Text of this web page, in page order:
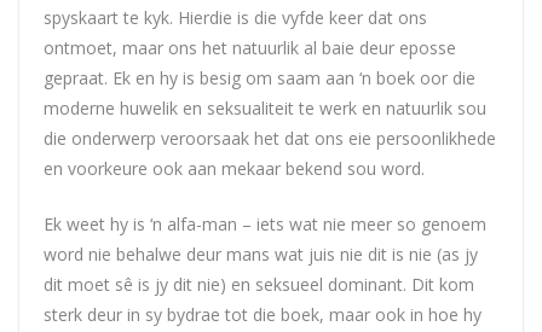
spyskaart te kyk. Hierdie is die vyfde keer dat ons
ontmoet, maar ons het natuurlik al baie deur eposse
gepraat. Ek en hy is besig om saam aan ‘n boek oor die
moderne huwelik en seksualiteit te werk en natuurlik sou
die onderwerp veroorsaak het dat ons eie persoonlikhede
en voorkeure ook aan mekaar bekend sou word.
Ek weet hy is ‘n alfa-man – iets wat nie meer so genoem
word nie behalwe deur mans wat juis nie dit is nie (as jy
dit moet sê is jy dit nie) en seksueel dominant. Dit kom
sterk deur in sy bydrae tot die boek, maar ook in hoe hy